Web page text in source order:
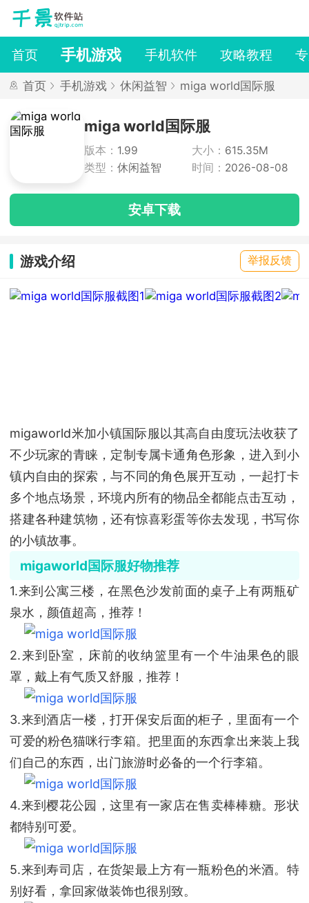
首页 手机游戏 手机软件 攻略教程
首页 手机游戏 休闲益智 miga world国际服
miga world国际服
版本： 1.99 大小： 615.35M
类型： 休闲益智 时间： 2026-08-08
安卓下载
游戏介绍 举报反馈
migaworld米加小镇国际服以其高自由度玩法收获了
不少玩家的青睐，定制专属卡通角色形象，进入到小
镇内自由的探索，与不同的角色展开互动，一起打卡
多个地点场景，环境内所有的物品全都能点击互动，
搭建各种建筑物，还有惊喜彩蛋等你去发现，书写你
的小镇故事。
migaworld国际服好物推荐
1.来到公寓三楼，在黑色沙发前面的桌子上有两瓶矿
泉水，颜值超高，推荐！
2.来到卧室，床前的收纳篮里有一个牛油果色的眼
罩，戴上有气质又舒服，推荐！
3.来到酒店一楼，打开保安后面的柜子，里面有一个
可爱的粉色猫咪行李箱。把里面的东西拿出来装上我
们自己的东西，出门旅游时必备的一个行李箱。
4.来到樱花公园，这里有一家店在售卖棒棒糖。形状
都特别可爱。
5.来到寿司店，在货架最上方有一瓶粉色的米酒。特
别好看，拿回家做装饰也很别致。